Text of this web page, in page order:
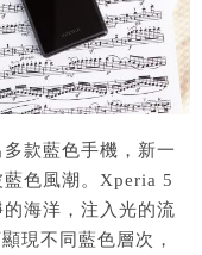
款藍色手機，新一
色風潮。Xperia 5
海洋，注入光的流
現不同藍色層次，